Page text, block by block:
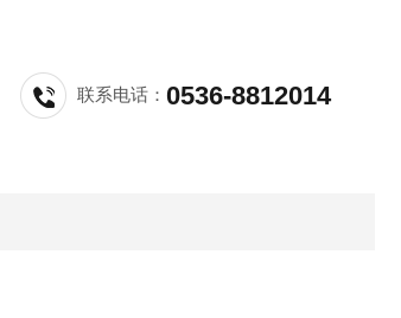
联系电话：0536-8812014